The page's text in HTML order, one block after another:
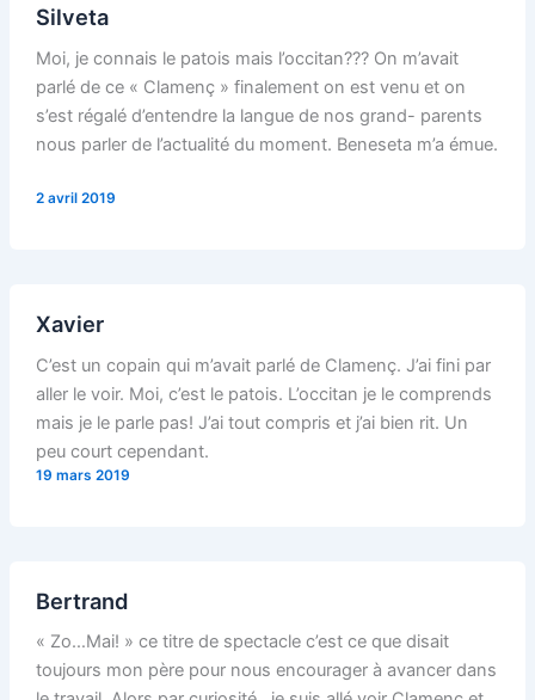
Silveta
Moi, je connais le patois mais l’occitan??? On m’avait
parlé de ce « Clamenç » finalement on est venu et on
s’est régalé d’entendre la langue de nos grand- parents
nous parler de l’actualité du moment. Beneseta m’a émue.
2 avril 2019
Xavier
C’est un copain qui m’avait parlé de Clamenç. J’ai fini par
aller le voir. Moi, c’est le patois. L’occitan je le comprends
mais je le parle pas! J’ai tout compris et j’ai bien rit. Un
peu court cependant.
19 mars 2019
Bertrand
« Zo…Mai! » ce titre de spectacle c’est ce que disait
toujours mon père pour nous encourager à avancer dans